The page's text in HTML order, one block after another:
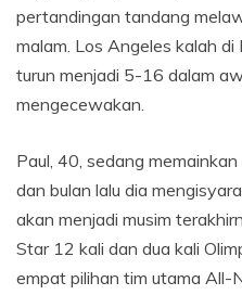
pertandingan tandang
malam. Los Angeles kalah
turun menjadi 5-16 dalam
mengecewakan.
Paul, 40, sedang
dan bulan lalu dia
akan menjadi musim
Star 12 kali dan dua kali
empat pilihan tim utama All-